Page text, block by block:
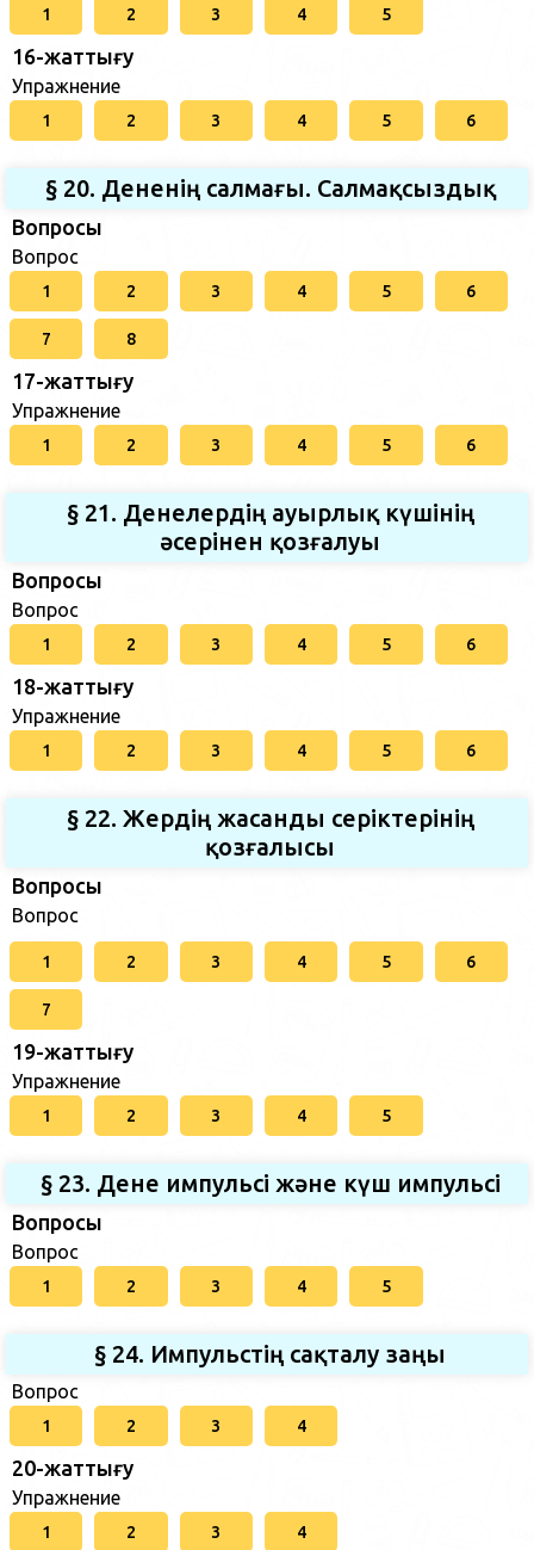
1 2 3 4 5
16-жаттығу
Упражнение
1 2 3 4 5 6
§ 20. Дененің салмағы. Салмақсыздық
Вопросы
Вопрос
1 2 3 4 5 6
7 8
17-жаттығу
Упражнение
1 2 3 4 5 6
§ 21. Денелердің ауырлық күшінің
әсерінен қозғалуы
Вопросы
Вопрос
1 2 3 4 5 6
18-жаттығу
Упражнение
1 2 3 4 5 6
§ 22. Жердің жасанды серіктерінің
қозғалысы
Вопросы
Вопрос
1 2 3 4 5 6
7
19-жаттығу
Упражнение
1 2 3 4 5
§ 23. Дене импульсі және күш импульсі
Вопросы
Вопрос
1 2 3 4 5
§ 24. Импульстің сақталу заңы
Вопрос
1 2 3 4
20-жаттығу
Упражнение
1 2 3 4